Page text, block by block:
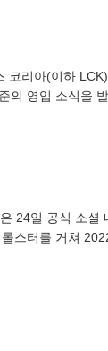
코리아(이하
영입 소식을 발
24일 공식 소셜
스터를 거쳐